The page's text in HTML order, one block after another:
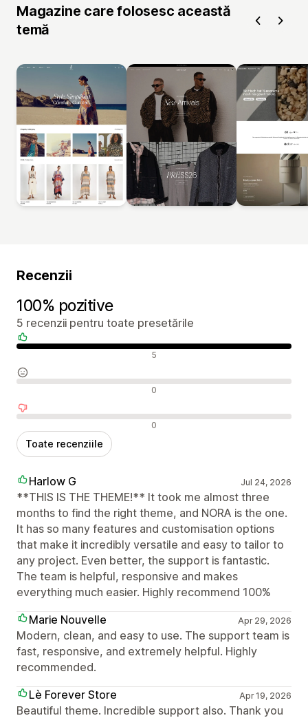
Magazine care folosesc această
temă
Recenzii
100% pozitive
5 recenzii pentru toate presetările
Recenzii pozitive 5
Recenzii neutre 0
Recenzii negative 0
Toate recenziile
Harlow G Jul 24, 2026
**THIS IS THE THEME!** It took me almost three
months to find the right theme, and NORA is the one.
It has so many features and customisation options
that make it incredibly versatile and easy to tailor to
any project. Even better, the support is fantastic.
The team is helpful, responsive and makes
everything much easier. Highly recommend 100%
Marie Nouvelle
Apr 29, 2026
Modern, clean, and easy to use. The support team is
fast, responsive, and extremely helpful. Highly
recommended.
Lè Forever Store
Apr 19, 2026
Beautiful theme. Incredible support also. Thank you